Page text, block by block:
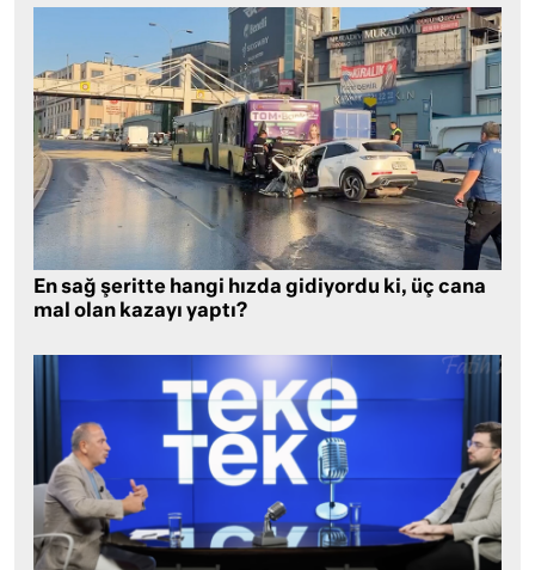
En sağ şeritte hangi hızda gidiyordu ki, üç cana
mal olan kazayı yaptı?